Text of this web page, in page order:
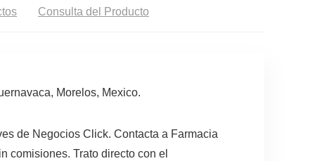
Consulta del Producto
Morelos, Mexico.
de Negocios Click. Contacta a Farmacia
comisiones. Trato directo con el